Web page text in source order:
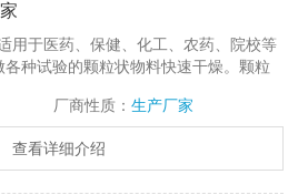
用于医药、保健、化工、农药、院校等
种试验的颗粒状物料快速干燥。颗粒
厂商性质： 生产厂家
查看详细介绍